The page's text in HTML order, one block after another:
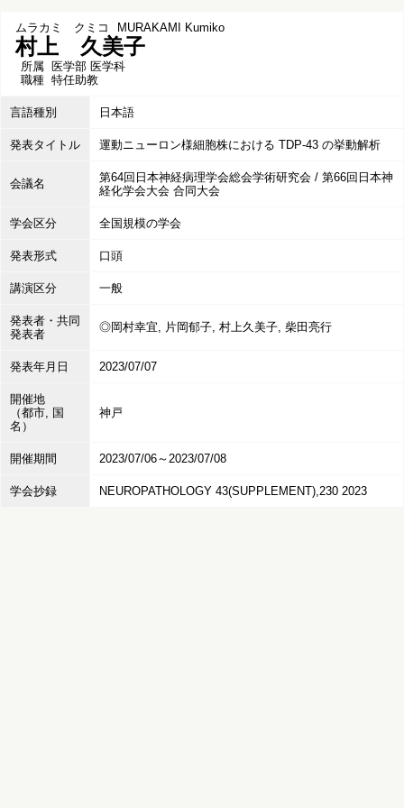
ムラカミ クミコ MURAKAMI Kumiko
村上 久美子
所属 医学部 医学科
職種 特任助教
言語種別 日本語
発表タイトル 運動ニューロン様細胞株における TDP-43 の挙動解析
会議名
第64回日本神経病理学会総会学術研究会 / 第66回日本神
経化学会大会 合同大会
学会区分 全国規模の学会
発表形式 口頭
講演区分 一般
発表者・共同
発表者
◎岡村幸宜, 片岡郁子, 村上久美子, 柴田亮行
発表年月日 2023/07/07
開催地
（都市, 国
名）
神戸
開催期間 2023/07/06～2023/07/08
学会抄録 NEUROPATHOLOGY 43(SUPPLEMENT),230 2023